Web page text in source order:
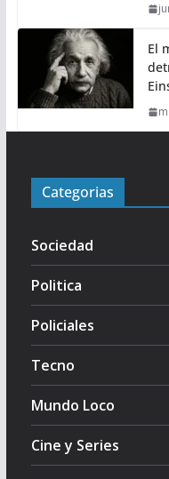
El
Categorias
Sociedad
Politica
Policiales
Tecno
Mundo Loco
Cine y Series